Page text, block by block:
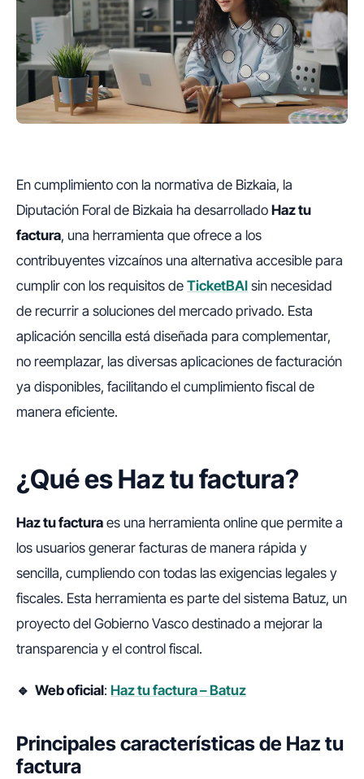
En cumplimiento con la normativa de Bizkaia, la
Diputación Foral de Bizkaia ha desarrollado Haz tu
factura, una herramienta que ofrece a los
contribuyentes vizcaínos una alternativa accesible para
cumplir con los requisitos de TicketBAI sin necesidad
de recurrir a soluciones del mercado privado. Esta
aplicación sencilla está diseñada para complementar,
no reemplazar, las diversas aplicaciones de facturación
ya disponibles, facilitando el cumplimiento fiscal de
manera eficiente.
¿Qué es Haz tu factura?
Haz tu factura es una herramienta online que permite a
los usuarios generar facturas de manera rápida y
sencilla, cumpliendo con todas las exigencias legales y
fiscales. Esta herramienta es parte del sistema Batuz, un
proyecto del Gobierno Vasco destinado a mejorar la
transparencia y el control fiscal.
🔹 Web oficial: Haz tu factura – Batuz
Principales características de Haz tu
factura